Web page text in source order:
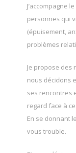
J’accompagne
personnes qui
(épuisement,
problèmes
Je propose des
nous décidons
ses rencontres
regard face à
En se donnant
vous trouble.